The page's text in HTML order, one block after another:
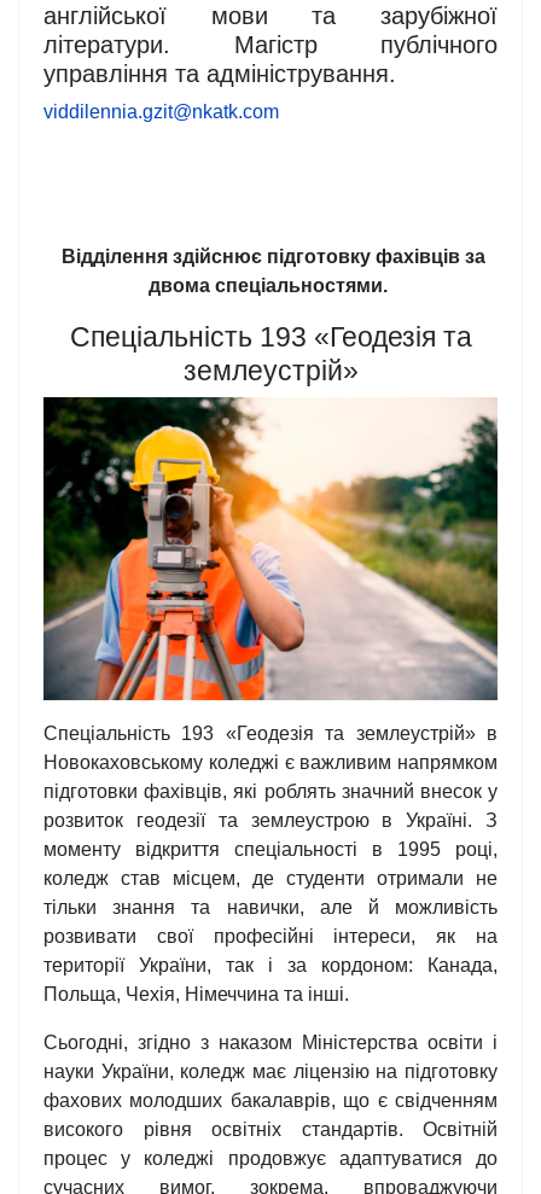
англійської мови та зарубіжної
літератури. Магістр публічного
управління та адміністрування.
viddilennia.gzit@nkatk.com
Відділення здійснює підготовку фахівців за
двома спеціальностями.
Спеціальність 193 «Геодезія та
землеустрій»
Спеціальність 193 «Геодезія та землеустрій» в
Новокаховському коледжі є важливим напрямком
підготовки фахівців, які роблять значний внесок у
розвиток геодезії та землеустрою в Україні. З
моменту відкриття спеціальності в 1995 році,
коледж став місцем, де студенти отримали не
тільки знання та навички, але й можливість
розвивати свої професійні інтереси, як на
території України, так і за кордоном: Канада,
Польща, Чехія, Німеччина та інші.
Сьогодні, згідно з наказом Міністерства освіти і
науки України, коледж має ліцензію на підготовку
фахових молодших бакалаврів, що є свідченням
високого рівня освітніх стандартів. Освітній
процес у коледжі продовжує адаптуватися до
сучасних вимог, зокрема, впроваджуючи